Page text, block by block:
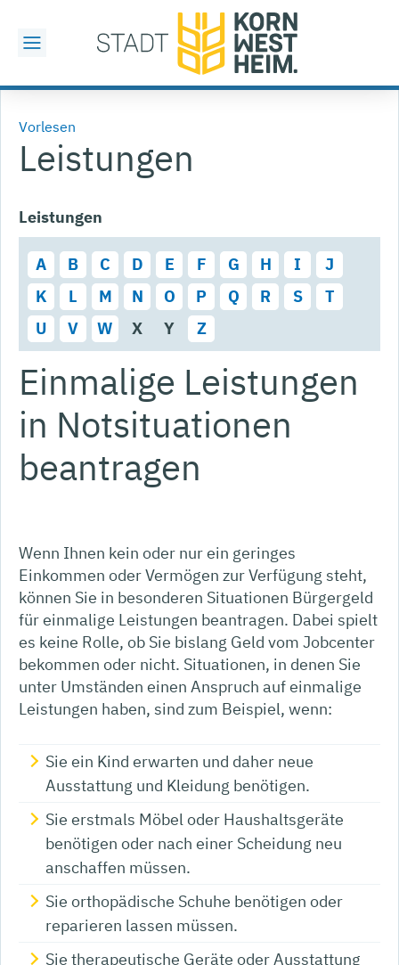
Vorlesen
Leistungen
Leistungen
A B C D E F G H I
J
K
L M N O P Q R S
T
U
V W X Y Z
Einmalige Leistungen
in Notsituationen
beantragen
Wenn Ihnen kein oder nur ein geringes
Einkommen oder Vermögen zur Verfügung steht,
können Sie in besonderen Situationen Bürgergeld
für einmalige Leistungen beantragen. Dabei spielt
es keine Rolle, ob Sie bislang Geld vom Jobcenter
bekommen oder nicht. Situationen, in denen Sie
unter Umständen einen Anspruch auf einmalige
Leistungen haben, sind zum Beispiel, wenn:
Sie ein Kind erwarten und daher neue
Ausstattung und Kleidung benötigen.
Sie erstmals Möbel oder Haushaltsgeräte
benötigen oder nach einer Scheidung neu
anschaffen müssen.
Sie orthopädische Schuhe benötigen oder
reparieren lassen müssen.
Sie therapeutische Geräte oder Ausstattung